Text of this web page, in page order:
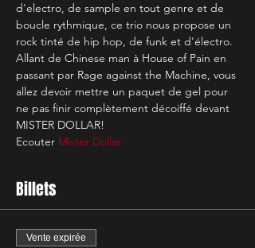
d'electro, de sample en tout genre et de
boucle rythmique, ce trio nous propose un
rock tinté de hip hop, de funk et d'électro.
Allant de Chinese man à House of Pain en
passant par Rage against the Machine, vous
allez devoir mettre un paquet de gel pour
ne pas finir complètement décoiffé devant
MISTER DOLLAR!
Ecouter Mister Dollar
Billets
Vente expirée